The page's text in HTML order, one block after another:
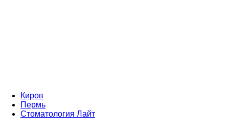
Киров
Пермь
Стоматология Лайт